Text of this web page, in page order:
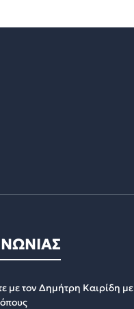
με τον Δημήτρη Καιρίδη με